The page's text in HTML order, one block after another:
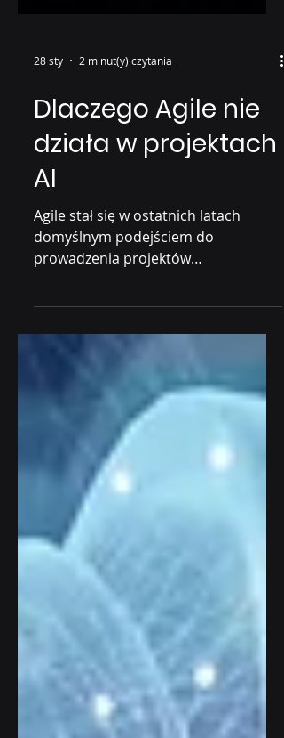
28 sty 2 minut(y) czytania
Dlaczego Agile nie
działa w projektach
AI
Agile stał się w ostatnich latach
prowadzenia projektów
organizacji oznacza szybkość,
elastyczność i iteracyjne
dostarczanie wartości. Problem
pojawia się wtedy, gdy ten sam
sposób myślenia próbuje się
bezrefleksyjnie zastosować do
projektów opartych o sztuczną
inteligencję. Bo AI to nie jest „kolejna
technologia”.To zupełnie inny typ
niepewności.Agile zakłada, że wiemy,
się na kilku funda